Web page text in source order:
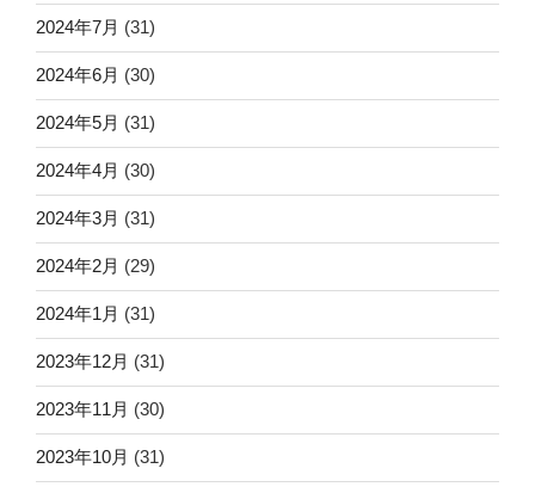
2024年7月 (31)
2024年6月 (30)
2024年5月 (31)
2024年4月 (30)
2024年3月 (31)
2024年2月 (29)
2024年1月 (31)
2023年12月 (31)
2023年11月 (30)
2023年10月 (31)